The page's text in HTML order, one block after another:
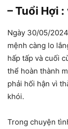
– Tuổi Hợi
Ngày 30/05/
mệnh càng lo
hấp tấp và cuối
thể hoàn thành
phải hối hận vì
khói.
Trong chuyện